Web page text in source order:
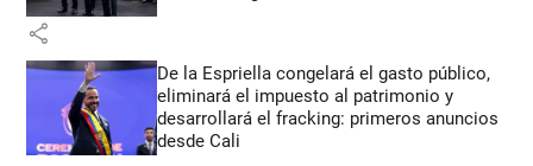
share
De la Espriella congelará el gasto público,
eliminará el impuesto al patrimonio y
desarrollará el fracking: primeros anuncios
desde Cali